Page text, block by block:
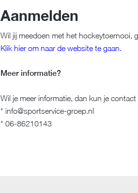
Aanmelden
Wil jij meedoen met het hockeytoernooi,
Klik hier om naar de website te gaan.
Meer informatie?
Wil je meer informatie, dan kun je contact
* info@sportservice-groep.nl
* 06-86210143